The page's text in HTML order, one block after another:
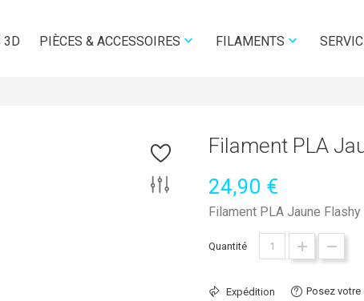
3D PIÈCES & ACCESSOIRES  FILAMENTS 
Filament PLA
24,90 €
Filament PLA Jaune Flashy
Quantité
Expédition Posez votre